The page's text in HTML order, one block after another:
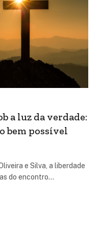
a luz da verdade:
bem possível
e Silva, a liberdade
do encontro…